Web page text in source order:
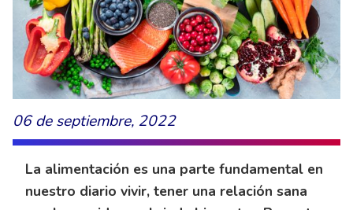
06 de septiembre, 2022
La alimentación es una parte fundamental en
nuestro diario vivir, tener una relación sana